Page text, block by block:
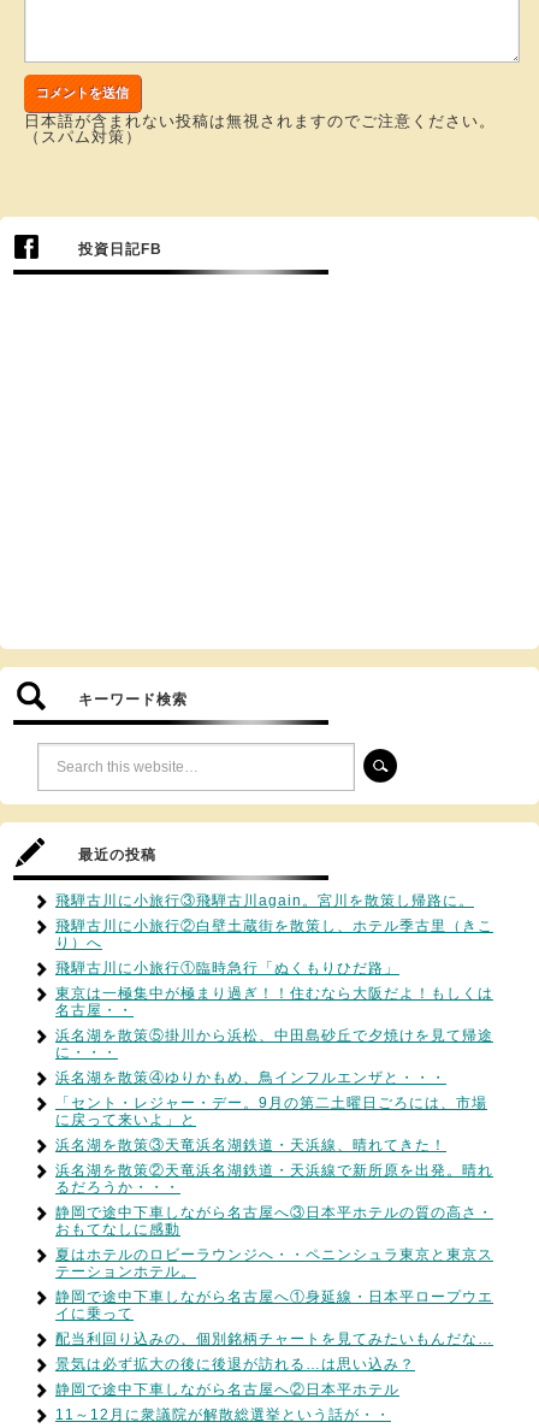
日本語が含まれない投稿は無視されますのでご注意ください。
（スパム対策）
投資日記FB
キーワード検索
最近の投稿
飛騨古川に小旅行③飛騨古川again。宮川を散策し帰路に。
飛騨古川に小旅行②白壁土蔵街を散策し、ホテル季古里（きこ
り）へ
飛騨古川に小旅行①臨時急行「ぬくもりひだ路」
東京は一極集中が極まり過ぎ！！住むなら大阪だよ！もしくは
名古屋・・
浜名湖を散策⑤掛川から浜松、中田島砂丘で夕焼けを見て帰途
に・・・
浜名湖を散策④ゆりかもめ、鳥インフルエンザと・・・
「セント・レジャー・デー。9月の第二土曜日ごろには、市場
に戻って来いよ」と
浜名湖を散策③天竜浜名湖鉄道・天浜線、晴れてきた！
浜名湖を散策②天竜浜名湖鉄道・天浜線で新所原を出発。晴れ
るだろうか・・・
静岡で途中下車しながら名古屋へ③日本平ホテルの質の高さ・
おもてなしに感動
夏はホテルのロビーラウンジへ・・ペニンシュラ東京と東京ス
テーションホテル。
静岡で途中下車しながら名古屋へ①身延線・日本平ロープウエ
イに乗って
配当利回り込みの、個別銘柄チャートを見てみたいもんだな…
景気は必ず拡大の後に後退が訪れる…は思い込み？
静岡で途中下車しながら名古屋へ②日本平ホテル
11～12月に衆議院が解散総選挙という話が・・